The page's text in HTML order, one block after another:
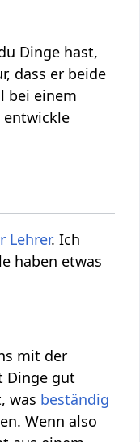
Dinge hast,
dass er beide
bei einem
entwickle
Lehrer. Ich
haben etwas
mit der
Dinge gut
was beständig
Wenn also